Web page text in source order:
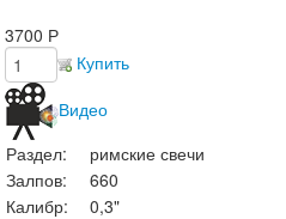
3700 Р
Купить
Видео
Раздел:
римские свечи
Залпов:
660
Калибр:
0,3"